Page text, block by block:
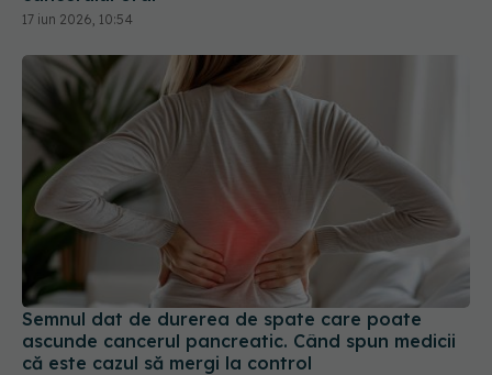
17 iun 2026, 10:54
Semnul dat de durerea de spate care poate
ascunde cancerul pancreatic. Când spun medicii
că este cazul să mergi la control